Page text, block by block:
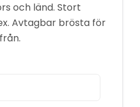
och länd. Stort
Avtagbar brösta för